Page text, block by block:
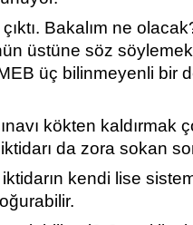
Bakalım ne
üstüne söz
üç bilinmeyenli bir
kökten kaldırmak
da zora sokan
kendi lise